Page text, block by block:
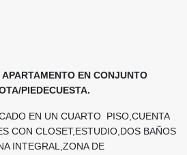
EN CONJUNTO
PIEDECUESTA.
EN UN CUARTO PISO,CUENTA
CON CLOSET,ESTUDIO,DOS BAÑOS
INTEGRAL,ZONA DE